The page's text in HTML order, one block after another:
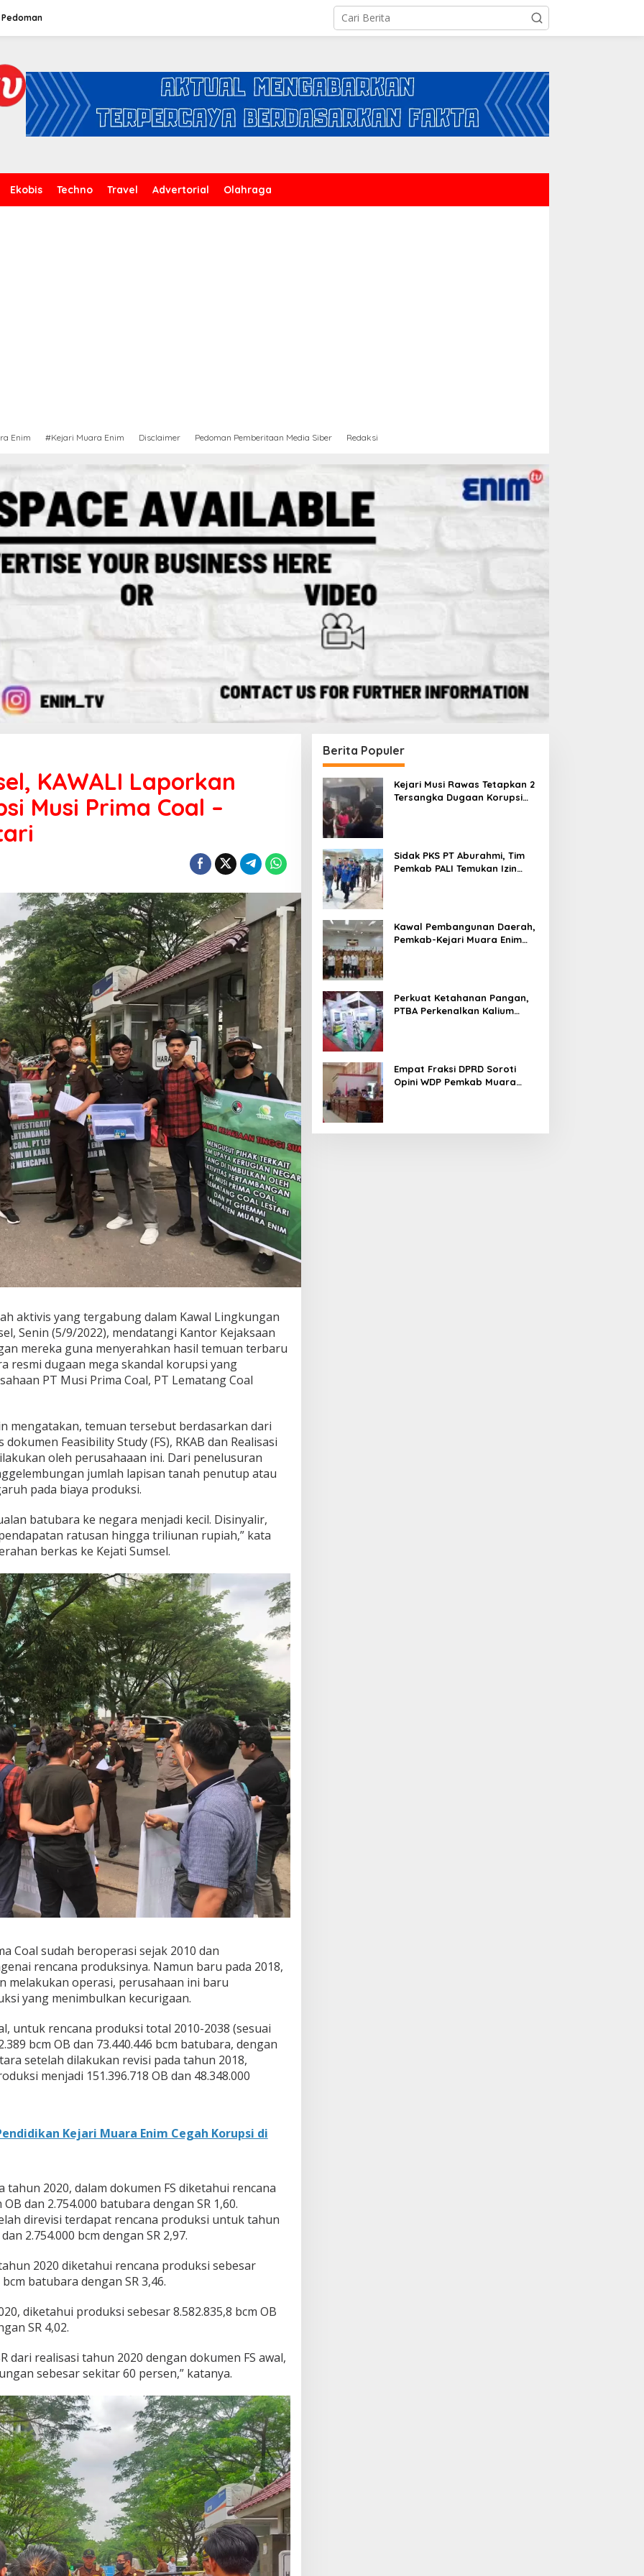
Pedoman
Ekobis Techno Travel Advertorial Olahraga
Enim #Kejari Muara Enim Disclaimer Pedoman Pemberitaan Media Siber Redaksi
KAWALI Laporkan
Musi Prima Coal –
aktivis yang tergabung dalam Kawal Lingkungan
Senin (5/9/2022), mendatangi Kantor Kejaksaan
mereka guna menyerahkan hasil temuan terbaru
resmi dugaan mega skandal korupsi yang
PT Musi Prima Coal, PT Lematang Coal
mengatakan, temuan tersebut berdasarkan dari
Feasibility Study (FS), RKAB dan Realisasi
oleh perusahaaan ini. Dari penelusuran
jumlah lapisan tanah penutup atau
pada biaya produksi.
batubara ke negara menjadi kecil. Disinyalir,
ratusan hingga triliunan rupiah,” kata
berkas ke Kejati Sumsel.
Coal sudah beroperasi sejak 2010 dan
rencana produksinya. Namun baru pada 2018,
operasi, perusahaan ini baru
yang menimbulkan kecurigaan.
untuk rencana produksi total 2010-2038 (sesuai
bcm OB dan 73.440.446 bcm batubara, dengan
setelah dilakukan revisi pada tahun 2018,
menjadi 151.396.718 OB dan 48.348.000
Kejari Muara Enim Cegah Korupsi di
tahun 2020, dalam dokumen FS diketahui rencana
dan 2.754.000 batubara dengan SR 1,60.
direvisi terdapat rencana produksi untuk tahun
2.754.000 bcm dengan SR 2,97.
2020 diketahui rencana produksi sebesar
batubara dengan SR 3,46.
diketahui produksi sebesar 8.582.835,8 bcm OB
SR 4,02.
dari realisasi tahun 2020 dengan dokumen FS awal,
sebesar sekitar 60 persen,” katanya.
Berita Populer
Kejari Musi Rawas Tetapkan 2
Tersangka Dugaan Korupsi
Sidak PKS PT Aburahmi, Tim
Pemkab PALI Temukan Izin
Kawal Pembangunan Daerah,
Pemkab-Kejari Muara Enim
Perkuat Ketahanan Pangan,
PTBA Perkenalkan Kalium
Empat Fraksi DPRD Soroti
Opini WDP Pemkab Muara